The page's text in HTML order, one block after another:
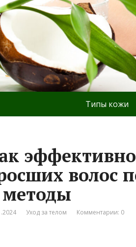
Типы кожи
волос
Уход за телом Комментарии: 0